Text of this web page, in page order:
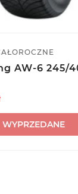
AW-6 245/
WYPRZEDANE